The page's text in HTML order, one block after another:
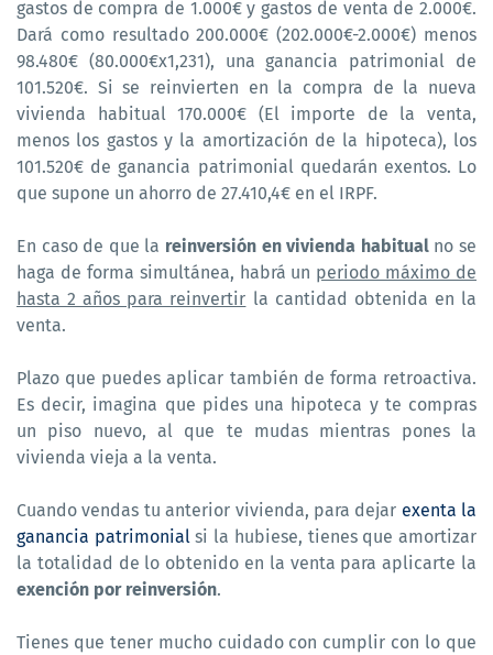
gastos de compra de 1.000€ y gastos de venta de 2.000€.
Dará como resultado 200.000€ (202.000€-2.000€) menos
98.480€ (80.000€x1,231), una ganancia patrimonial de
101.520€. Si se reinvierten en la compra de la nueva
vivienda habitual 170.000€ (El importe de la venta,
menos los gastos y la amortización de la hipoteca), los
101.520€ de ganancia patrimonial quedarán exentos. Lo
que supone un ahorro de 27.410,4€ en el IRPF.
En caso de que la reinversión en vivienda habitualno se
haga de forma simultánea, habrá un periodo máximo de
hasta 2 años para reinvertir la cantidad obtenida en la
venta.
Plazo que puedes aplicar también de forma retroactiva.
Es decir, imagina que pides una hipoteca y te compras
un piso nuevo, al que te mudas mientras pones la
vivienda vieja a la venta.
Cuando vendas tu anterior vivienda, para dejar exenta la
ganancia patrimonialsi la hubiese, tienes que amortizar
la totalidad de lo obtenido en la venta para aplicarte la
exención por reinversión.
Tienes que tener mucho cuidado con cumplir con lo que